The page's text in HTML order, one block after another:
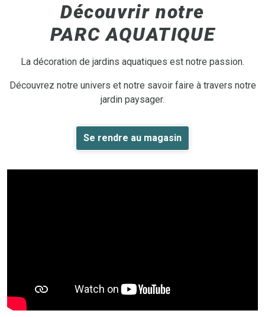
Découvrir notre
PARC AQUATIQUE
La décoration de jardins aquatiques est notre passion.
Découvrez notre univers et notre savoir faire à travers notre
jardin paysager.
Se rendre au magasin